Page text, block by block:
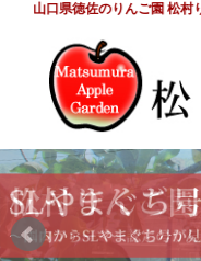
口県徳佐のりんご園 松村りん